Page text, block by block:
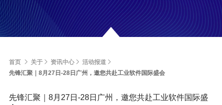
首页 关于 资讯中心
活动报道
先锋汇聚｜8月27日-28日广州，邀您共赴工业软件国际盛会
先锋汇聚｜8月27日-28日广州，邀您共赴工业软件国际盛